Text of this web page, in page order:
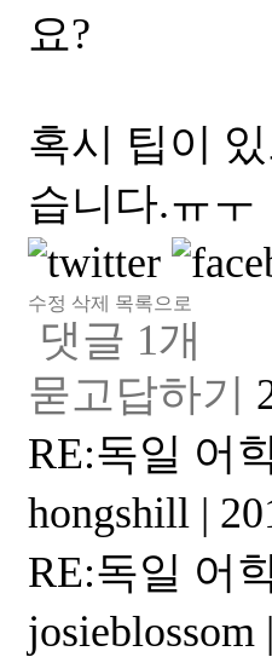
요?
혹시 팁이
습니다.ㅠㅜ
수정 삭제 목록으로
댓글 1개
묻고답하기
RE:독일 어
hongshill |
RE:독일 어
josieblossom